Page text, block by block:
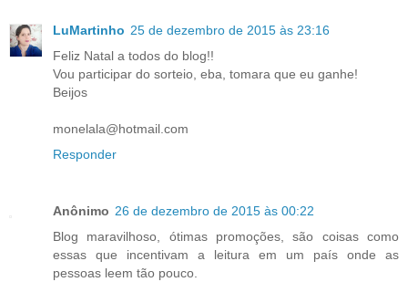
LuMartinho 25 de dezembro de 2015 às 23:16
Feliz Natal a todos do blog!!
Vou participar do sorteio, eba, tomara que eu ganhe!
Beijos
monelala@hotmail.com
Responder
Anônimo 26 de dezembro de 2015 às 00:22
Blog maravilhoso, ótimas promoções, são coisas como
essas que incentivam a leitura em um país onde as
pessoas leem tão pouco.